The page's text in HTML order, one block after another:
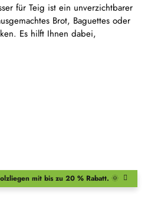
mit bis zu 20 % Rabatt. 🌞
für Teig ist ein unverzichtbarer
Brot, Baguettes oder
Es hilft Ihnen dabei,